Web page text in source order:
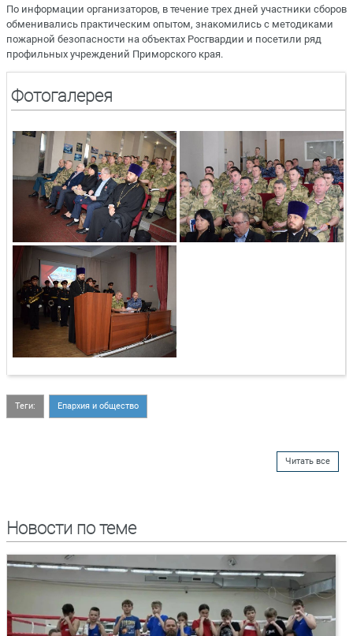
По информации организаторов, в течение трех дней участники сборов
обменивались практическим опытом, знакомились с методиками
пожарной безопасности на объектах Росгвардии и посетили ряд
профильных учреждений Приморского края.
Фотогалерея
Теги: Епархия и общество
Читать все
Новости по теме